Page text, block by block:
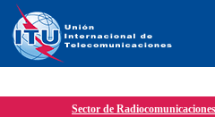
Sector de